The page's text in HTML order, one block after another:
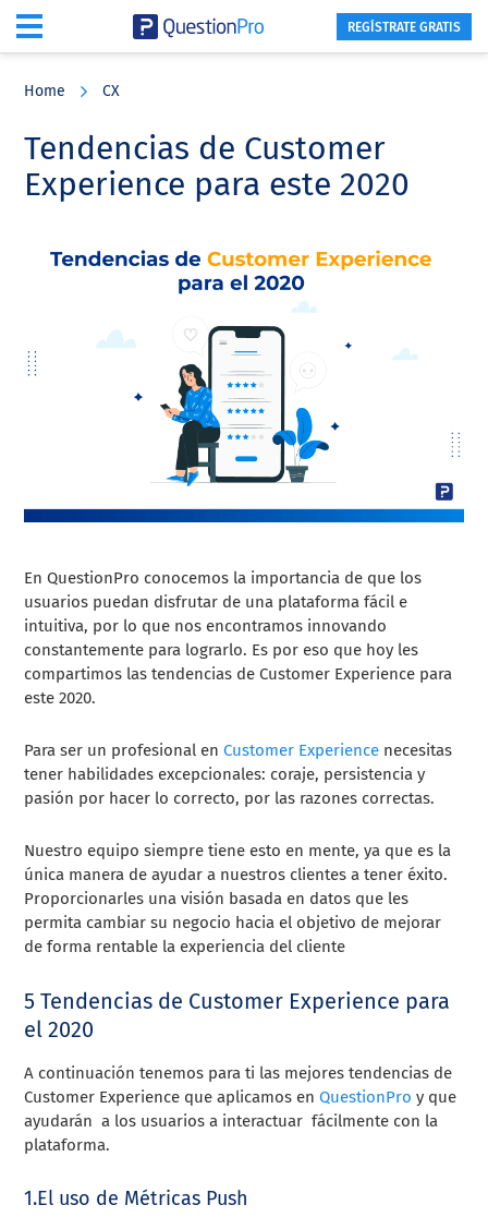
content
sidebar
REGÍSTRATE GRATIS
Home CX
Tendencias de Customer
Experience para este 2020
En QuestionPro conocemos la importancia de que los
usuarios puedan disfrutar de una plataforma fácil e
intuitiva, por lo que nos encontramos innovando
constantemente para lograrlo. Es por eso que hoy les
compartimos las tendencias de Customer Experience para
este 2020.
Para ser un profesional enCustomer Experience necesitas
tener habilidades excepcionales: coraje, persistencia y
pasión por hacer lo correcto, por las razones correctas.
Nuestro equipo siempre tiene esto en mente, ya que es la
única manera de ayudar a nuestros clientes a tener éxito.
Proporcionarles una visión basada en datos que les
permita cambiar su negocio hacia el objetivo de mejorar
de forma rentable la experiencia del cliente
5 Tendencias de Customer Experience para
el 2020
A continuación tenemos para ti las mejores tendencias de
Customer Experience que aplicamos enQuestionPro y que
ayudarán a los usuarios a interactuar fácilmente con la
plataforma.
1.El uso de Métricas Push